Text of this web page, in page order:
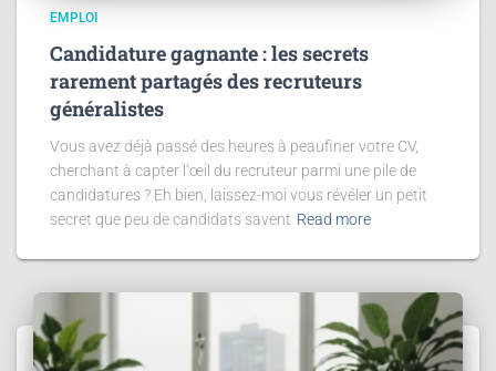
EMPLOI
Candidature gagnante : les secrets
rarement partagés des recruteurs
généralistes
Vous avez déjà passé des heures à peaufiner votre CV,
cherchant à capter l’œil du recruteur parmi une pile de
candidatures ? Eh bien, laissez-moi vous révéler un petit
secret que peu de candidats savent Read more